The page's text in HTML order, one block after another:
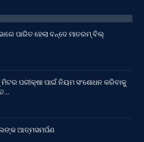
ପାରିତ ହେଲା ବନ୍ଦେ ମାତରମ୍‌ ବିଲ୍‌
ପରୀକ୍ଷା ପାଇଁ ନିୟମ ସଂଶୋଧନ କରିବାକୁ
ଆତ୍ମସମର୍ପଣ